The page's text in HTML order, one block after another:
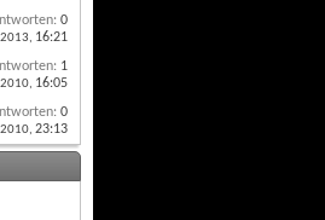
0
16:21
1
16:05
0
23:13